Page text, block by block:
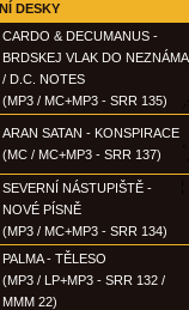
DESKY
CARDO & DECUMANUS -
BRDSKEJ VLAK DO NEZNÁMA
/ D.C. NOTES
(MP3 / MC+MP3 - SRR 135)
ARAN SATAN - KONSPIRACE
(MC / MC+MP3 - SRR 137)
SEVERNÍ NÁSTUPIŠTĚ -
NOVÉ PÍSNĚ
(MP3 / MC+MP3 - SRR 134)
PALMA - TĚLESO
(MP3 / LP+MP3 - SRR 132 /
MMM 22)